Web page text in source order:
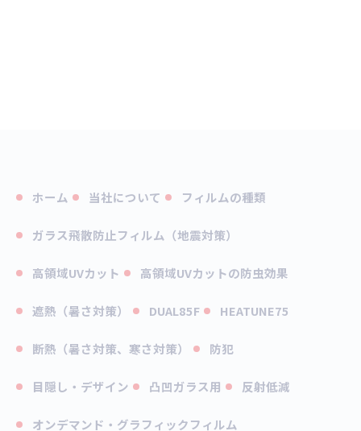
ホーム 当社について フィルムの種類
ガラス飛散防止フィルム（地震対策）
高領域UVカット 高領域UVカットの防虫効果
遮熱（暑さ対策） DUAL85F HEATUNE75
断熱（暑さ対策、寒さ対策） 防犯
目隠し・デザイン 凸凹ガラス用 反射低減
オンデマンド・グラフィックフィルム